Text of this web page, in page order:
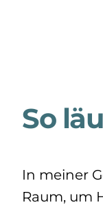
So
In meiner
Raum, um